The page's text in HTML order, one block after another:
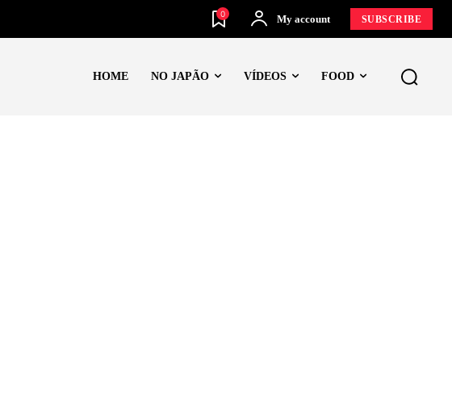
0 My account SUBSCRIBE
HOME NO JAPÃO VÍDEOS FOOD